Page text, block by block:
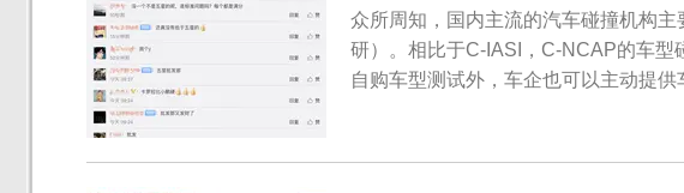
众所周知，国内主流的汽车碰撞机构
研）。相比于C-IASI，C-NCAP的车型
自购车型测试外，车企也可以主动提
从C-NCAP官网了解到，该碰撞机构
绩。与以往不同的是，...